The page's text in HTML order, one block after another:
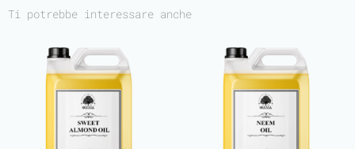
Ti potrebbe interessare anche